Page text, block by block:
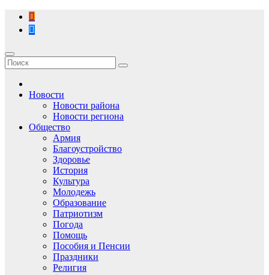
Перейти
содержимому
Новости
Новости района
Новости региона
Общество
Армия
Благоустройство
Здоровье
История
Культура
Молодежь
Образование
Патриотизм
Погода
Помощь
Пособия и Пенсии
Праздники
Религия